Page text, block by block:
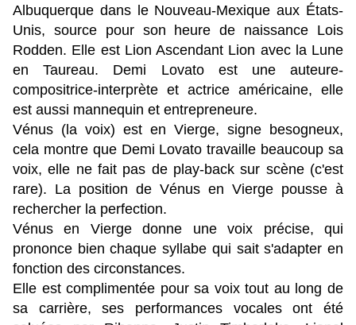
Albuquerque dans le Nouveau-Mexique aux États-
Unis, source pour son heure de naissance Lois
Rodden. Elle est Lion Ascendant Lion avec la Lune
en Taureau. Demi Lovato est une auteure-
compositrice-interprète et actrice américaine, elle
est aussi mannequin et entrepreneure.
Vénus (la voix) est en Vierge, signe besogneux,
cela montre que Demi Lovato travaille beaucoup sa
voix, elle ne fait pas de play-back sur scène (c'est
rare). La position de Vénus en Vierge pousse à
rechercher la perfection.
Vénus en Vierge donne une voix précise, qui
prononce bien chaque syllabe qui sait s'adapter en
fonction des circonstances.
Elle est complimentée pour sa voix tout au long de
sa carrière, ses performances vocales ont été